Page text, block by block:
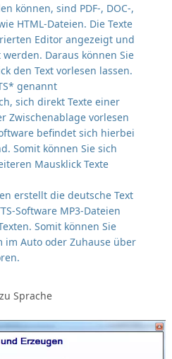
können, sind PDF-, DOC-,
HTML-Dateien. Die Texte
Editor angezeigt und
Daraus können Sie
den Text vorlesen lassen.
genannt
sich direkt Texte einer
Zwischenablage vorlesen
befindet sich hierbei
Somit können Sie sich
Mausklick Texte
erstellt die deutsche Text
Software MP3-Dateien
Somit können Sie
im Auto oder Zuhause über
Sprache